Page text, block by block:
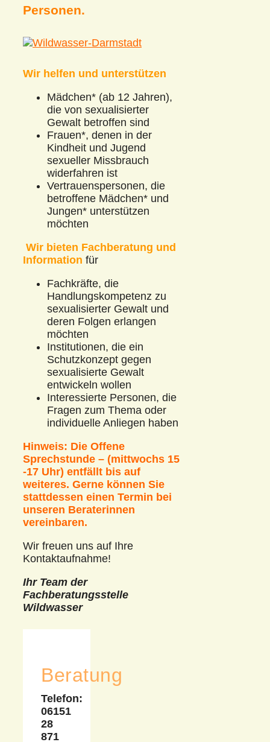
Personen.
Wir helfen und unterstützen
Mädchen* (ab 12 Jahren),
die von sexualisierter
Gewalt betroffen sind
Frauen*, denen in der
Kindheit und Jugend
sexueller Missbrauch
widerfahren ist
Vertrauenspersonen, die
betroffene Mädchen* und
Jungen* unterstützen
möchten
Wir bieten Fachberatung und
Information für
Fachkräfte, die
Handlungskompetenz zu
sexualisierter Gewalt und
deren Folgen erlangen
möchten
Institutionen, die ein
Schutzkonzept gegen
sexualisierte Gewalt
entwickeln wollen
Interessierte Personen, die
Fragen zum Thema oder
individuelle Anliegen haben
Hinweis: Die Offene
Sprechstunde – (mittwochs 15
-17 Uhr) entfällt bis auf
weiteres. Gerne können Sie
stattdessen einen Termin bei
unseren Beraterinnen
vereinbaren.
Wir freuen uns auf Ihre
Kontaktaufnahme!
Ihr Team der
Fachberatungsstelle
Wildwasser
Beratung
Telefon:
06151
28
871